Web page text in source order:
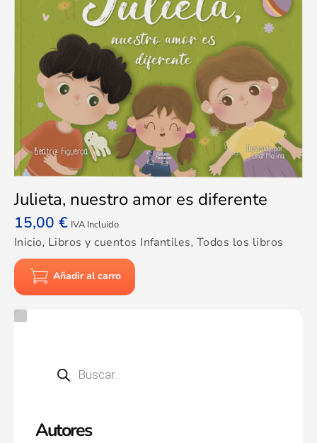
Autores
Julieta, nuestro amor es diferente
15,00 € IVA Incluido
Inicio, Libros y cuentos Infantiles, Todos los libros
Añadir al carro